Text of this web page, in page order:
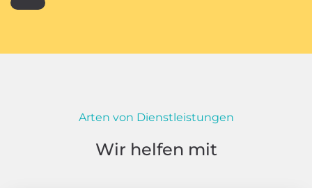
Arten von Dienstleistungen
Wir helfen mit